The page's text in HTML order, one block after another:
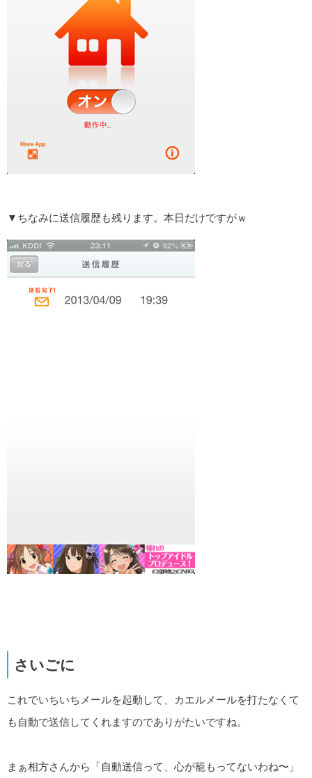
▼ちなみに送信履歴も残ります。本日だけですがｗ
さいごに
これでいちいちメールを起動して、カエルメールを打たなくて
も自動で送信してくれますのでありがたいですね。
まぁ相方さんから「自動送信って、心が籠もってないわね〜」